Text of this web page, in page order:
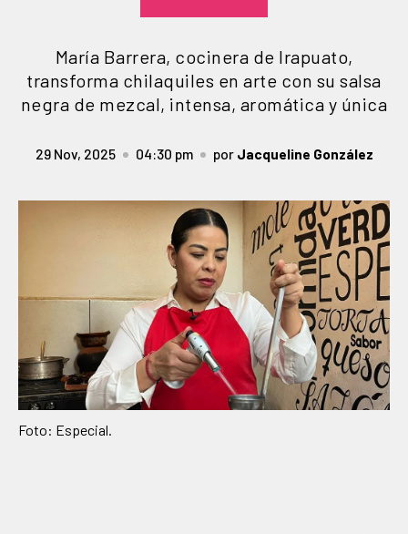
María Barrera, cocinera de Irapuato,
transforma chilaquiles en arte con su salsa
negra de mezcal, intensa, aromática y única
29 Nov, 2025 04:30 pm por Jacqueline González
Foto: Especial.